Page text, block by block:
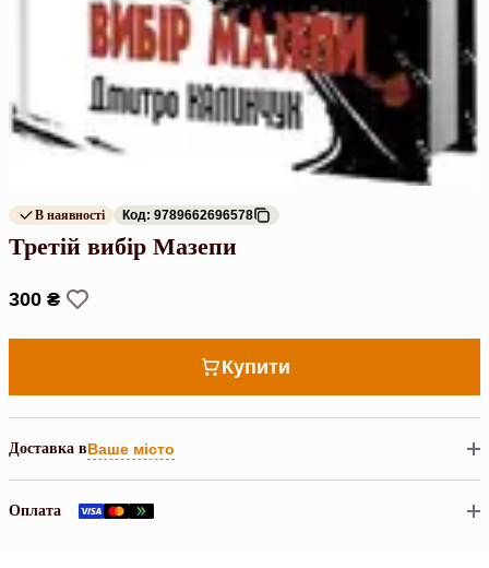
В наявності Код: 9789662696578
Третій вибір Мазепи
300 ₴
Купити
Доставка вВаше місто
Оплата